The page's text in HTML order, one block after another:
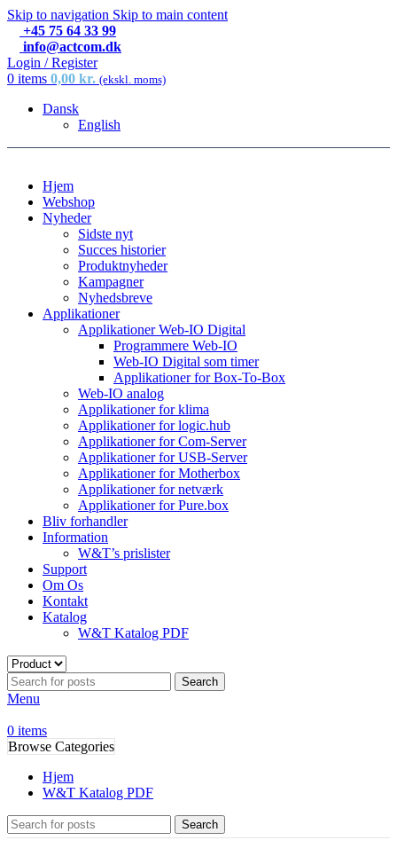
Skip to navigation Skip to main content
+45 75 64 33 99
info@actcom.dk
Login / Register
0 items 0,00 kr. (ekskl. moms)
Dansk
English
Hjem
Webshop
Nyheder
Sidste nyt
Succes historier
Produktnyheder
Kampagner
Nyhedsbreve
Applikationer
Applikationer Web-IO Digital
Programmere Web-IO
Web-IO Digital som timer
Applikationer for Box-To-Box
Web-IO analog
Applikationer for klima
Applikationer for logic.hub
Applikationer for Com-Server
Applikationer for USB-Server
Applikationer for Motherbox
Applikationer for netværk
Applikationer for Pure.box
Bliv forhandler
Information
W&T’s prislister
Support
Om Os
Kontakt
Katalog
W&T Katalog PDF
Search
Menu
0 items
Browse Categories
Hjem
W&T Katalog PDF
Search